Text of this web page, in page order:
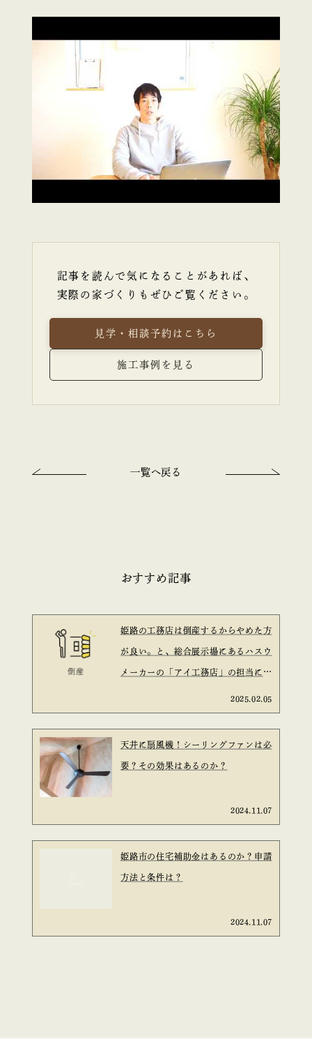
記事を読んで気になることがあれば、
実際の家づくりもぜひご覧ください。
見学・相談予約はこちら
施工事例を見る
一覧へ戻る
おすすめ記事
姫路の工務店は倒産するからやめた方
が良い。と、総合展示場にあるハスウ
メーカーの「アイ工務店」の担当に言
のか？を考えてみた。
2025.02.05
天井に扇風機！シーリングファンは必
要？その効果はあるのか？
2024.11.07
姫路市の住宅補助金はあるのか？申請
方法と条件は？
2024.11.07